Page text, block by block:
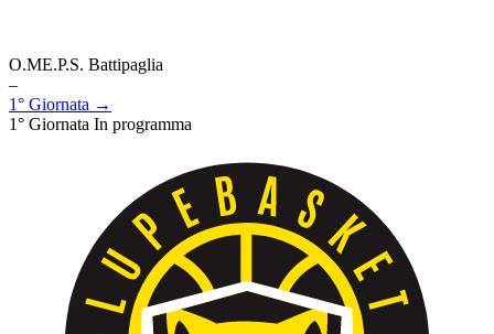
O.ME.P.S. Battipaglia
–
1° Giornata →
1° Giornata In programma